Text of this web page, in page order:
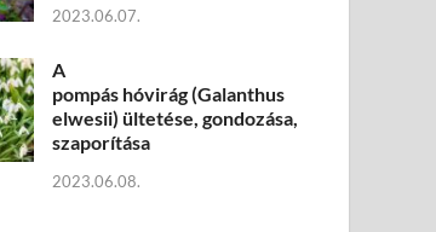
2023.06.07.
A
pompás hóvirág (Galanthus
elwesii) ültetése, gondozása,
szaporítása
2023.06.08.